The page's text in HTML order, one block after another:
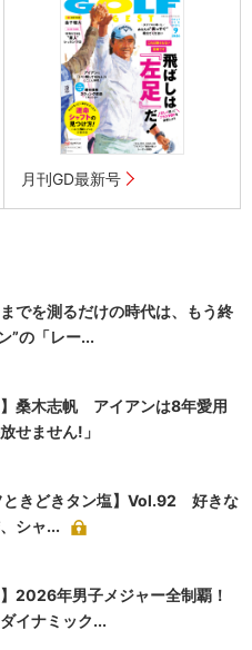
月刊GD最新号
でを測るだけの時代は、もう終
”の「レー...
】桑木志帆 アイアンは8年愛用
せません!」
ときどきタン塩】Vol.92 好きな
シャ...
】2026年男子メジャー全制覇！
イナミック...